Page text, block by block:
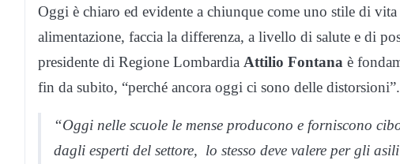
Oggi è chiaro ed evidente a chiunque come uno stile di
alimentazione, faccia la differenza, a livello di salute e di
presidente di Regione Lombardia Attilio Fontana è
fin da subito, “perché ancora oggi ci sono delle distorsioni”.
“Oggi nelle scuole le mense producono e forniscono
dagli esperti del settore, lo stesso deve valere per gli